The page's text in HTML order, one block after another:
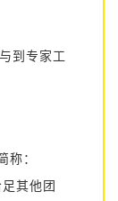
到专家工
：
其他团